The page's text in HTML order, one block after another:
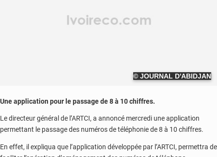
© JOURNAL D'ABIDJAN
Une application pour le passage de 8 à 10 chiffres.
Le directeur général de l’ARTCI, a annoncé mercredi une application
permettant le passage des numéros de téléphonie de 8 à 10 chiffres.
En effet, il expliqua que l’application développée par l’ARTCI, permettra de